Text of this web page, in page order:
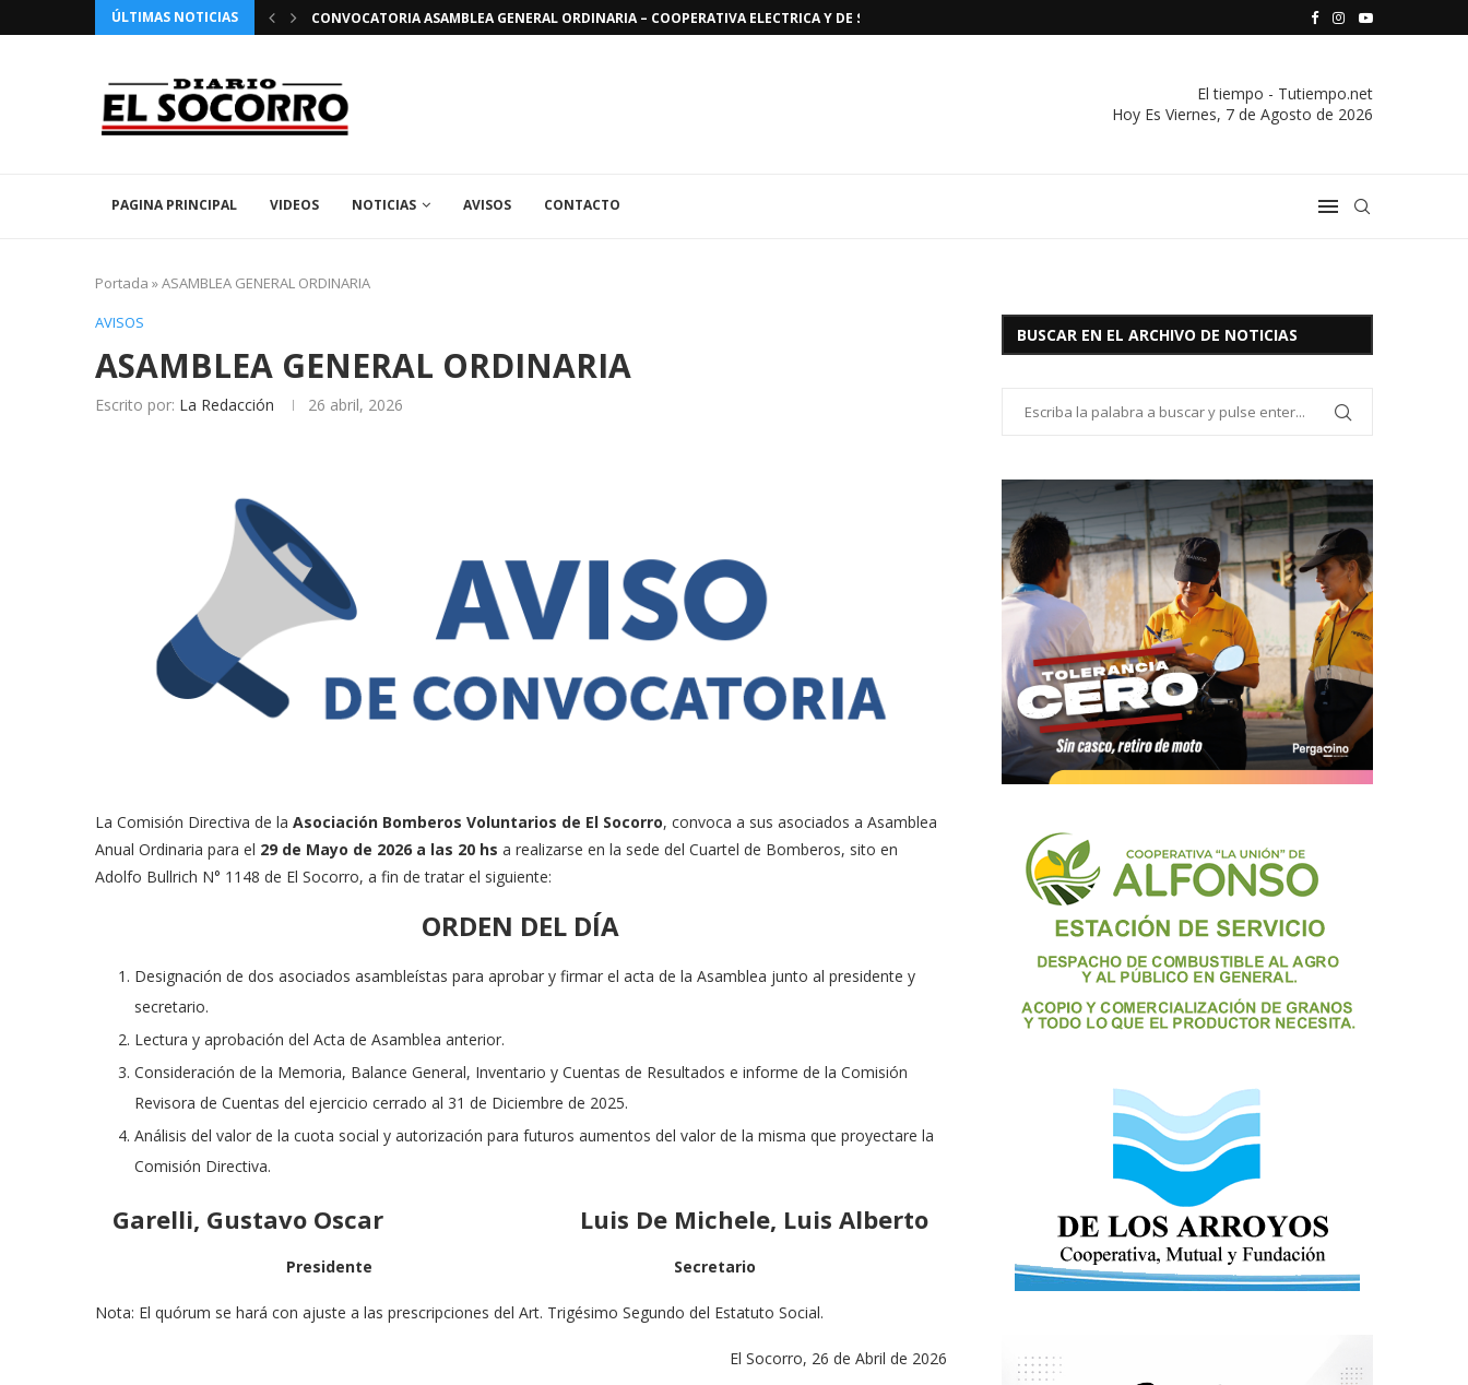
ÚLTIMAS NOTICIAS
PATRONALES 2026 EN EL SOCORRO CONVOCATORIA ASAMBLEA GENERAL ORDINARIA – COOPERATIVA ELECTRICA Y DE SERVICIOS PUBLICOS VIVIENDA Y CREDITO DE EL SOCORRO LTDA.
COMUNICADO IMPORTANTE DE LA COOPERATIVA
El tiempo - Tutiempo.net
Hoy Es Viernes, 7 de Agosto de 2026
PAGINA PRINCIPAL VIDEOS NOTICIAS AVISOS CONTACTO
Portada »ASAMBLEA GENERAL ORDINARIA
AVISOS
ASAMBLEA GENERAL ORDINARIA
Escrito por: La Redacción 26 abril, 2026
La Comisión Directiva de la Asociación Bomberos Voluntarios de El Socorro, convoca a sus asociados a Asamblea
Anual Ordinaria para el 29 de Mayo de 2026 a las 20 hs a realizarse en la sede del Cuartel de Bomberos, sito en
Adolfo Bullrich N° 1148 de El Socorro, a fin de tratar el siguiente:
ORDEN DEL DÍA
Designación de dos asociados asambleístas para aprobar y firmar el acta de la Asamblea junto al presidente y
secretario.
Lectura y aprobación del Acta de Asamblea anterior.
Consideración de la Memoria, Balance General, Inventario y Cuentas de Resultados e informe de la Comisión
Revisora de Cuentas del ejercicio cerrado al 31 de Diciembre de 2025.
Análisis del valor de la cuota social y autorización para futuros aumentos del valor de la misma que proyectare la
Comisión Directiva.
Garelli, Gustavo Oscar Luis De Michele, Luis Alberto
Presidente Secretario
Nota: El quórum se hará con ajuste a las prescripciones del Art. Trigésimo Segundo del Estatuto Social.
El Socorro, 26 de Abril de 2026
BUSCAR EN EL ARCHIVO DE NOTICIAS